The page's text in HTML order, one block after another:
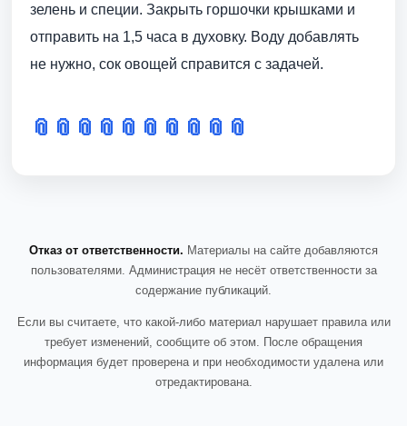
зелень и специи. Закрыть горшочки крышками и
отправить на 1,5 часа в духовку. Воду добавлять
не нужно, сок овощей справится с задачей.
📎 📎 📎 📎 📎 📎 📎 📎 📎 📎
Отказ от ответственности. Материалы на сайте добавляются
пользователями. Администрация не несёт ответственности за
содержание публикаций.
Если вы считаете, что какой-либо материал нарушает правила или
требует изменений, сообщите об этом. После обращения
информация будет проверена и при необходимости удалена или
отредактирована.